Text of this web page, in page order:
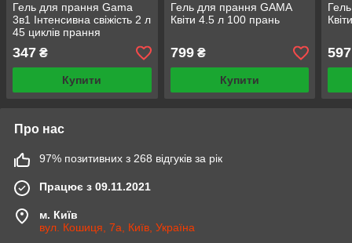
Гель для прання Gama
3в1 Інтенсивна свіжість 2 л
45 циклів прання
347 ₴
Купити
Гель для прання GAMA
Квіти 4.5 л 100 прань
799₴
Купити
597
Про нас
97% позитивних з 268 відгуків за рік
Працює з 09.11.2021
м. Київ
вул. Кошиця, 7а, Київ, Україна